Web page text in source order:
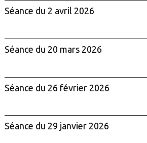
Séance du 2 avril 2026
Séance du 20 mars 2026
Séance du 26 février 2026
Séance du 29 janvier 2026